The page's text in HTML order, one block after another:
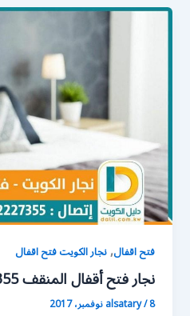
فتح اقفال,نجار الكويت فتح اقفال
نجار فتح أقفال المنقف 52227355
alsatary/8 نوفمبر، 2017